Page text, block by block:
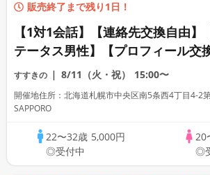
販売終了まで残り1日！
【1対1会話】【連絡先交換自由】
テータス男性】【プロフィール交
ップリングなし】【20代中心】初
も人見知りの方も安心です◇プラ
アソシエイツクラブ
すすきの 8/11（火・祝） 15:00〜
開催地住所：北海道札幌市中央区南5条西4丁目4-2
SAPPORO
22〜32歳 5,000円
◎受付中
20
◎